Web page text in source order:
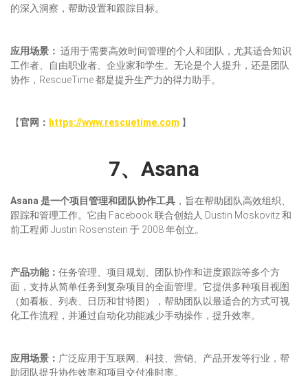
的深入洞察，帮助设置和跟踪目标。
应用场景： 适用于需要高效时间管理的个人和团队，尤其适合知识
工作者、自由职业者、企业家和学生。无论是个人提升，还是团队
协作，RescueTime 都是提升生产力的得力助手。
【官网： https://www.rescuetime.com 】
7、Asana
Asana 是一个项目管理和团队协作工具 ，旨在帮助团队高效组织、
跟踪和管理工作。它由 Facebook 联合创始人 Dustin Moskovitz 和
前工程师 Justin Rosenstein 于 2008 年创立。
产品功能： 任务管理、项目规划、团队协作和进度跟踪等多个方
面，支持从简单任务到复杂项目的全面管理。它提供多种项目视图
（如看板、列表、日历和甘特图），帮助团队以最适合的方式可视
化工作流程，并通过自动化功能减少手动操作，提升效率。
应用场景： 广泛应用于互联网、科技、营销、产品开发等行业，帮
助团队提升协作效率和项目交付准时率。